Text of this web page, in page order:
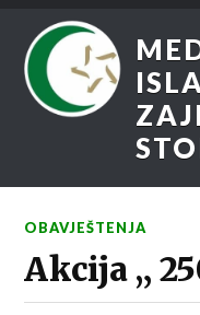
OBAVJEŠTENJA
Akcija „